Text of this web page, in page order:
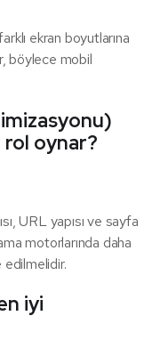
ekran boyutlarına
böylece mobil
rol oynar?
URL yapısı ve sayfa
motorlarında daha
iyi